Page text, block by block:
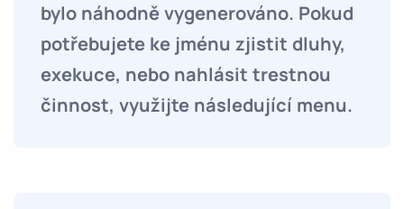
bylo náhodně vygenerováno. Pokud
potřebujete ke jménu zjistit dluhy,
exekuce, nebo nahlásit trestnou
činnost, využijte následující menu.